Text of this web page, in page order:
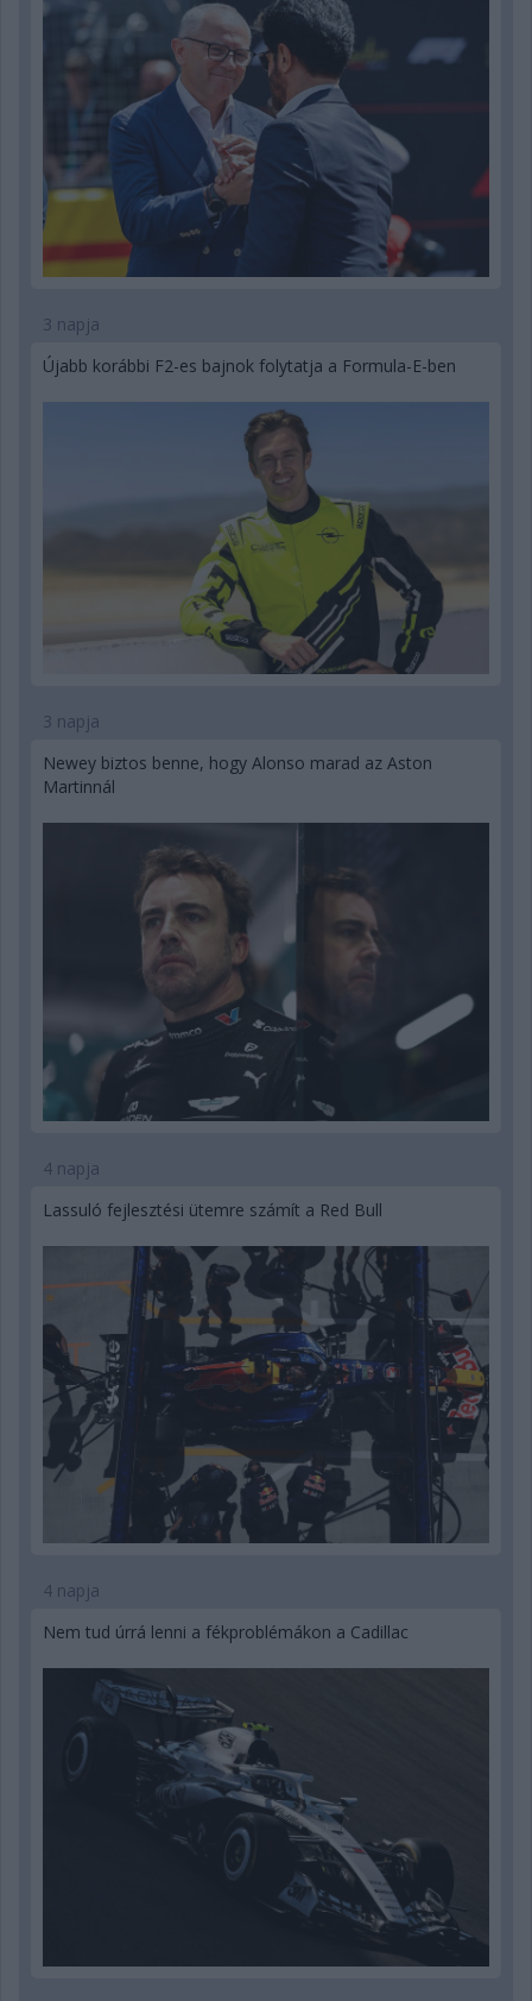
3 napja
Újabb korábbi F2-es bajnok folytatja a Formula-E-ben
3 napja
Newey biztos benne, hogy Alonso marad az Aston
Martinnál
4 napja
Lassuló fejlesztési ütemre számít a Red Bull
4 napja
Nem tud úrrá lenni a fékproblémákon a Cadillac